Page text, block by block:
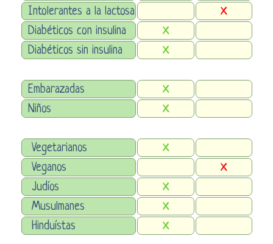
Intolerantes a la lactosa X
Diabéticos con insulina X
Diabéticos sin insulina X
Embarazadas X
Niños X
Vegetarianos X
Veganos X
Judíos X
Musulmanes X
Hinduístas X